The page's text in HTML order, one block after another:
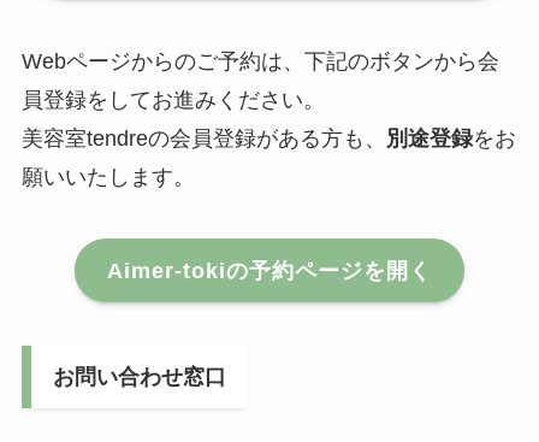
Webページからのご予約は、下記のボタンから会
員登録をしてお進みください。
美容室tendreの会員登録がある方も、
別途登録をお
願いいたします。
Aimer-tokiの予約ページを開く
お問い合わせ窓口